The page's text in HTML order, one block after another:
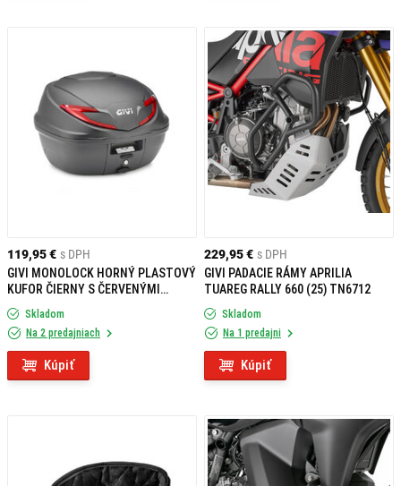
119,95 € s DPH
GIVI MONOLOCK HORNÝ PLASTOVÝ
KUFOR ČIERNY S ČERVENÝMI
ODRAZKAMI B39N
Skladom
Na 2 predajniach
Kúpiť
229,95 € s DPH
GIVI PADACIE RÁMY APRILIA
TUAREG RALLY 660 (25) TN6712
Skladom
Na 1 predajni
Kúpiť